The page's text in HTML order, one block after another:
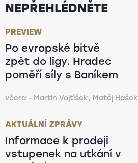
NEPŘEHLÉDNĚTE
PREVIEW
Po evropské bitvě
zpět do ligy. Hradec
poměří síly s Baníkem
včera - Martin Vojtíšek, Matěj Hašek
AKTUÁLNÍ ZPRÁVY
Informace k prodeji
vstupenek na utkání v